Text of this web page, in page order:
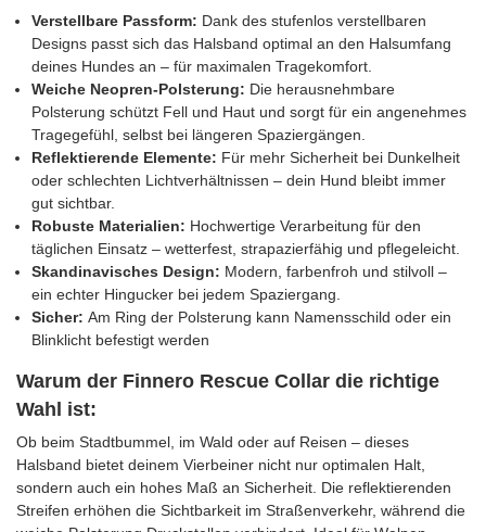
Verstellbare Passform: Dank des stufenlos verstellbaren
Designs passt sich das Halsband optimal an den Halsumfang
deines Hundes an – für maximalen Tragekomfort.
Weiche Neopren-Polsterung: Die herausnehmbare
Polsterung schützt Fell und Haut und sorgt für ein angenehmes
Tragegefühl, selbst bei längeren Spaziergängen.
Reflektierende Elemente: Für mehr Sicherheit bei Dunkelheit
oder schlechten Lichtverhältnissen – dein Hund bleibt immer
gut sichtbar.
Robuste Materialien: Hochwertige Verarbeitung für den
täglichen Einsatz – wetterfest, strapazierfähig und pflegeleicht.
Skandinavisches Design: Modern, farbenfroh und stilvoll –
ein echter Hingucker bei jedem Spaziergang.
Sicher: Am Ring der Polsterung kann Namensschild oder ein
Blinklicht befestigt werden
Warum der Finnero Rescue Collar die richtige
Wahl ist:
Ob beim Stadtbummel, im Wald oder auf Reisen – dieses
Halsband bietet deinem Vierbeiner nicht nur optimalen Halt,
sondern auch ein hohes Maß an Sicherheit. Die reflektierenden
Streifen erhöhen die Sichtbarkeit im Straßenverkehr, während die